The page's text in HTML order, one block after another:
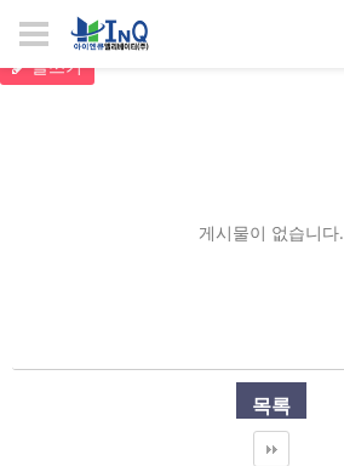
글쓰기
게시물이 없습니다.
목록